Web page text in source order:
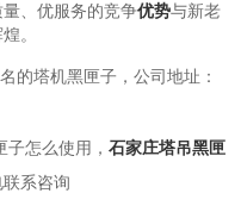
、优服务的竞争优势与新老
。
的塔机黑匣子，公司地址：
子怎么使用，石家庄塔吊黑匣
联系咨询